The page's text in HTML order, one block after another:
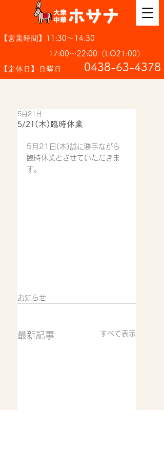
【営業時間】11:30～14:30
17:00～22:00（LO21:00）
【定休日】日曜日
​0438-63-4378
5/21(木)臨時休業
5月21日
5月21日(木)誠に勝手ながら
臨時休業とさせていただきま
す。
お知らせ
最新記事 すべて表示